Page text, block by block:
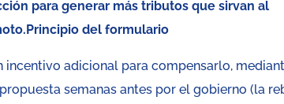
para generar más tributos que sirvan al
Principio del formulario
adicional para compensarlo,
semanas antes por el gobierno (la